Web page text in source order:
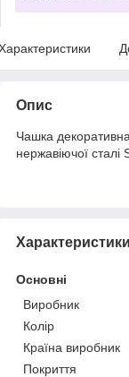
Опис
Чашка
нержавіючої
Характеристики
Основні
Виробник
Колір
Країна виробник
Покриття